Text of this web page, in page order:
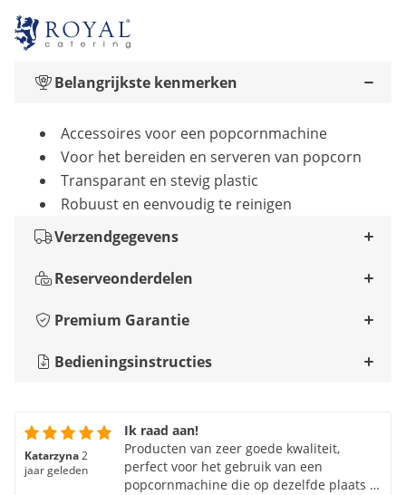
Belangrijkste kenmerken
Accessoires voor een popcornmachine
Voor het bereiden en serveren van popcorn
Transparant en stevig plastic
Robuust en eenvoudig te reinigen
Verzendgegevens
Reserveonderdelen
Premium Garantie
Bedieningsinstructies
Katarzyna2
jaar geleden
Ik raad aan!
Producten van zeer goede kwaliteit,
perfect voor het gebruik van een
popcornmachine die op dezelfde plaats is